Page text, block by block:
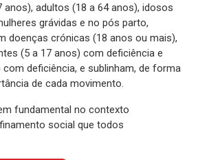
anos), adultos (18 a 64 anos), idosos
grávidas e no pós parto,
doenças crónicas (18 anos ou mais),
(5 a 17 anos) com deficiência e
deficiência, e sublinham, de forma
de cada movimento.
fundamental no contexto
social que todos